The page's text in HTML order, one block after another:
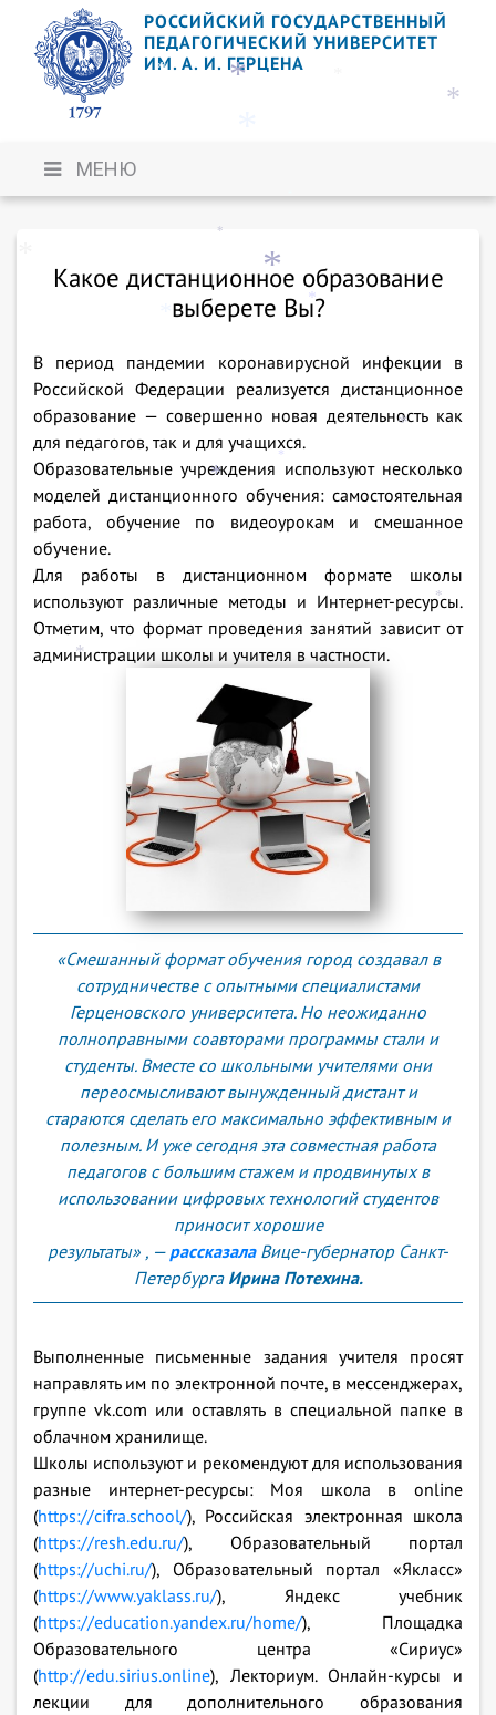
РОССИЙСКИЙ ГОСУДАРСТВЕННЫЙ
ПЕДАГОГИЧЕСКИЙ УНИВЕРСИТЕТ
ИМ. А. И. ГЕРЦЕНА
МЕНЮ
Какое дистанционное образование
выберете Вы?
В период пандемии коронавирусной инфекции в
Российской Федерации реализуется дистанционное
образование — совершенно новая деятельность как
для педагогов, так и для учащихся.
Образовательные учреждения используют несколько
моделей дистанционного обучения: самостоятельная
работа, обучение по видеоурокам и смешанное
обучение.
Для работы в дистанционном формате школы
используют различные методы и Интернет-ресурсы.
Отметим, что формат проведения занятий зависит от
администрации школы и учителя в частности.
«Смешанный формат обучения город создавал в
сотрудничестве с опытными специалистами
Герценовского университета. Но неожиданно
полноправными соавторами программы стали и
студенты. Вместе со школьными учителями они
переосмысливают вынужденный дистант и
стараются сделать его максимально эффективным и
полезным. И уже сегодня эта совместная работа
педагогов с большим стажем и продвинутых в
использовании цифровых технологий студентов
приносит хорошие
результаты» , — рассказалаВице-губернатор Санкт-
Петербурга Ирина Потехина.
Выполненные письменные задания учителя просят
направлять им по электронной почте, в мессенджерах,
группе vk.com или оставлять в специальной папке в
облачном хранилище.
Школы используют и рекомендуют для использования
разные интернет-ресурсы: Моя школа в online
(https://cifra.school/), Российская электронная школа
(https://resh.edu.ru/), Образовательный портал
(https://uchi.ru/), Образовательный портал «Якласс»
(https://www.yaklass.ru/), Яндекс учебник
(https://education.yandex.ru/home/), Площадка
Образовательного центра «Сириус»
(http://edu.sirius.online), Лекториум. Онлайн-курсы и
лекции для дополнительного образования
*
*
*
*